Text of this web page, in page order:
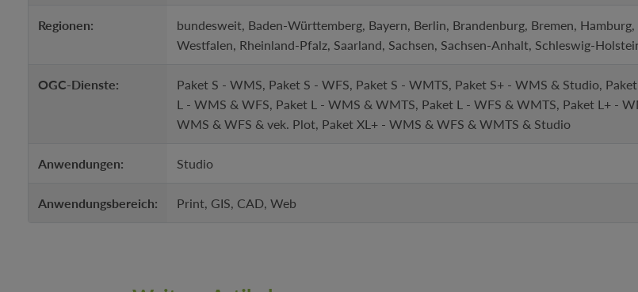
Regionen:
bundesweit, Baden-Württemberg, Bayern, Berlin, Brandenburg, Bremen,
Westfalen, Rheinland-Pfalz, Saarland, Sachsen, Sachsen-Anhalt, Schleswig-
OGC-Dienste:
Paket S - WMS, Paket S - WFS, Paket S - WMTS, Paket S+ - WMS & Studio,
L - WMS & WFS, Paket L - WMS & WMTS, Paket L - WFS & WMTS, Paket L+ -
WMS & WFS & vek. Plot, Paket XL+ - WMS & WFS & WMTS & Studio
Anwendungen: Studio
Anwendungsbereich: Print, GIS, CAD, Web